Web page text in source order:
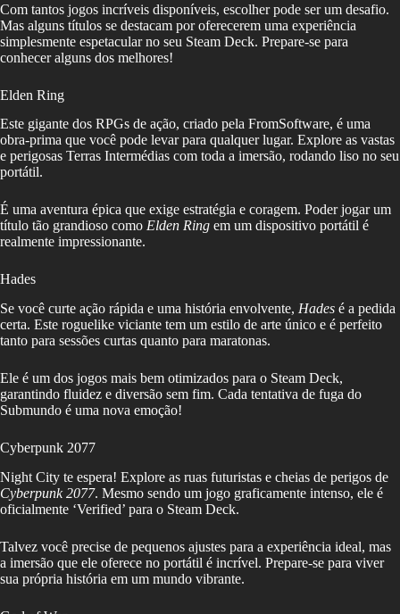
Com tantos jogos incríveis disponíveis, escolher pode ser um desafio.
Mas alguns títulos se destacam por oferecerem uma experiência
simplesmente espetacular no seu Steam Deck. Prepare-se para
conhecer alguns dos melhores!
Elden Ring
Este gigante dos RPGs de ação, criado pela FromSoftware, é uma
obra-prima que você pode levar para qualquer lugar. Explore as vastas
e perigosas Terras Intermédias com toda a imersão, rodando liso no seu
portátil.
É uma aventura épica que exige estratégia e coragem. Poder jogar um
título tão grandioso como Elden Ring em um dispositivo portátil é
realmente impressionante.
Hades
Se você curte ação rápida e uma história envolvente, Hades é a pedida
certa. Este roguelike viciante tem um estilo de arte único e é perfeito
tanto para sessões curtas quanto para maratonas.
Ele é um dos jogos mais bem otimizados para o Steam Deck,
garantindo fluidez e diversão sem fim. Cada tentativa de fuga do
Submundo é uma nova emoção!
Cyberpunk 2077
Night City te espera! Explore as ruas futuristas e cheias de perigos de
Cyberpunk 2077. Mesmo sendo um jogo graficamente intenso, ele é
oficialmente ‘Verified’ para o Steam Deck.
Talvez você precise de pequenos ajustes para a experiência ideal, mas
a imersão que ele oferece no portátil é incrível. Prepare-se para viver
sua própria história em um mundo vibrante.